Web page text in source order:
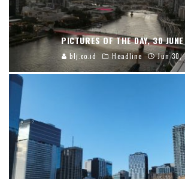
PICTURES OF THE DAY, 30
blj.co.id Headline Jun 30,